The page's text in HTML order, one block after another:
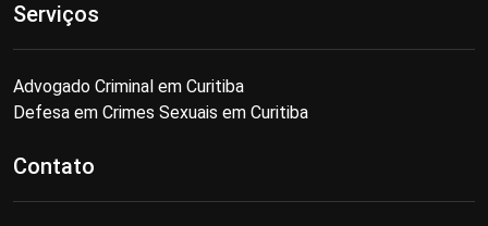
Serviços
Advogado Criminal em Curitiba
Defesa em Crimes Sexuais em Curitiba
Contato